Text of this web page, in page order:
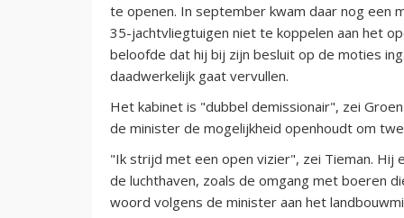
te openen. In september kwam daar nog een
35-jachtvliegtuigen niet te koppelen aan het
beloofde dat hij bij zijn besluit op de moties
daadwerkelijk gaat vervullen.
Het kabinet is "dubbel demissionair", zei
de minister de mogelijkheid openhoudt om
"Ik strijd met een open vizier", zei Tieman. Hij
de luchthaven, zoals de omgang met boeren
woord volgens de minister aan het